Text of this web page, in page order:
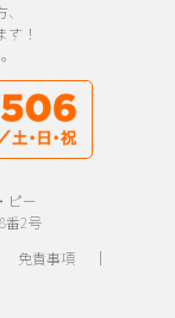
！
ピー
番2号
免責事項｜